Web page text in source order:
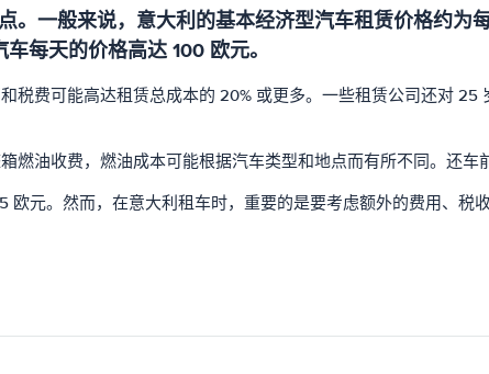
一般来说，意大利的基本经济型汽车租赁价格约为
每天的价格高达 100 欧元。
费可能高达租赁总成本的 20% 或更多。一些租赁公司还对
油收费，燃油成本可能根据汽车类型和地点而有所不同。还车
元。然而，在意大利租车时，重要的是要考虑额外的费用、税